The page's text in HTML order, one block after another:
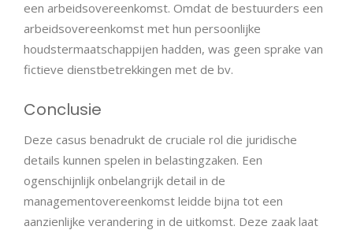
een arbeidsovereenkomst. Omdat de bestuurders een
arbeidsovereenkomst met hun persoonlijke
houdstermaatschappijen hadden, was geen sprake van
fictieve dienstbetrekkingen met de bv.
Conclusie
Deze casus benadrukt de cruciale rol die juridische
details kunnen spelen in belastingzaken. Een
ogenschijnlijk onbelangrijk detail in de
managementovereenkomst leidde bijna tot een
aanzienlijke verandering in de uitkomst. Deze zaak laat